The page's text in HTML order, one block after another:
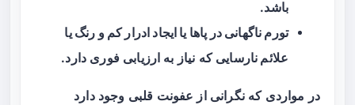
باشد.
تورم ناگهانی در پاها یا ایجاد ادرار کم و رنگ یا
علائم نارسایی که نیاز به ارزیابی فوری دارد.
در مواردی که نگرانی از عفونت قلبی وجود دارد